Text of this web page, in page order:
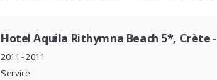
Hotel Aquila Rithymna Beach 5*, Crète
2011 - 2011
Service